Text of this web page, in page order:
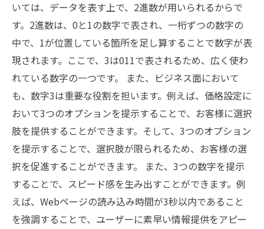
いては、データを表す上で、2進数が用いられるからで
す。2進数は、0と1の数字で表され、一桁ずつの数字の
中で、1が位置している箇所を足し算することで数字が表
現されます。ここで、3は011で表されるため、広く使わ
れている数字の一つです。 また、ビジネス面において
も、数字3は重要な役割を担います。例えば、価格設定に
おいて3つのオプションを提示することで、お客様に選択
肢を提供することができます。そして、3つのオプション
を提示することで、選択肢が限られるため、お客様の選
択を促進することができます。 また、3つの数字を提示
することで、スピード感を生み出すことができます。例
えば、Webページの読み込み時間が3秒以内であること
を強調することで、ユーザーに素早い情報提供をアピー